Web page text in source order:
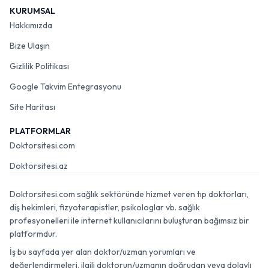
KURUMSAL
Hakkımızda
Bize Ulaşın
Gizlilik Politikası
Google Takvim Entegrasyonu
Site Haritası
PLATFORMLAR
Doktorsitesi.com
Doktorsitesi.az
Doktorsitesi.com sağlık sektöründe hizmet veren tıp doktorları,
diş hekimleri, fizyoterapistler, psikologlar vb. sağlık
profesyonelleri ile internet kullanıcılarını buluşturan bağımsız bir
platformdur.
İş bu sayfada yer alan doktor/uzman yorumları ve
değerlendirmeleri, ilgili doktorun/uzmanın doğrudan veya dolaylı